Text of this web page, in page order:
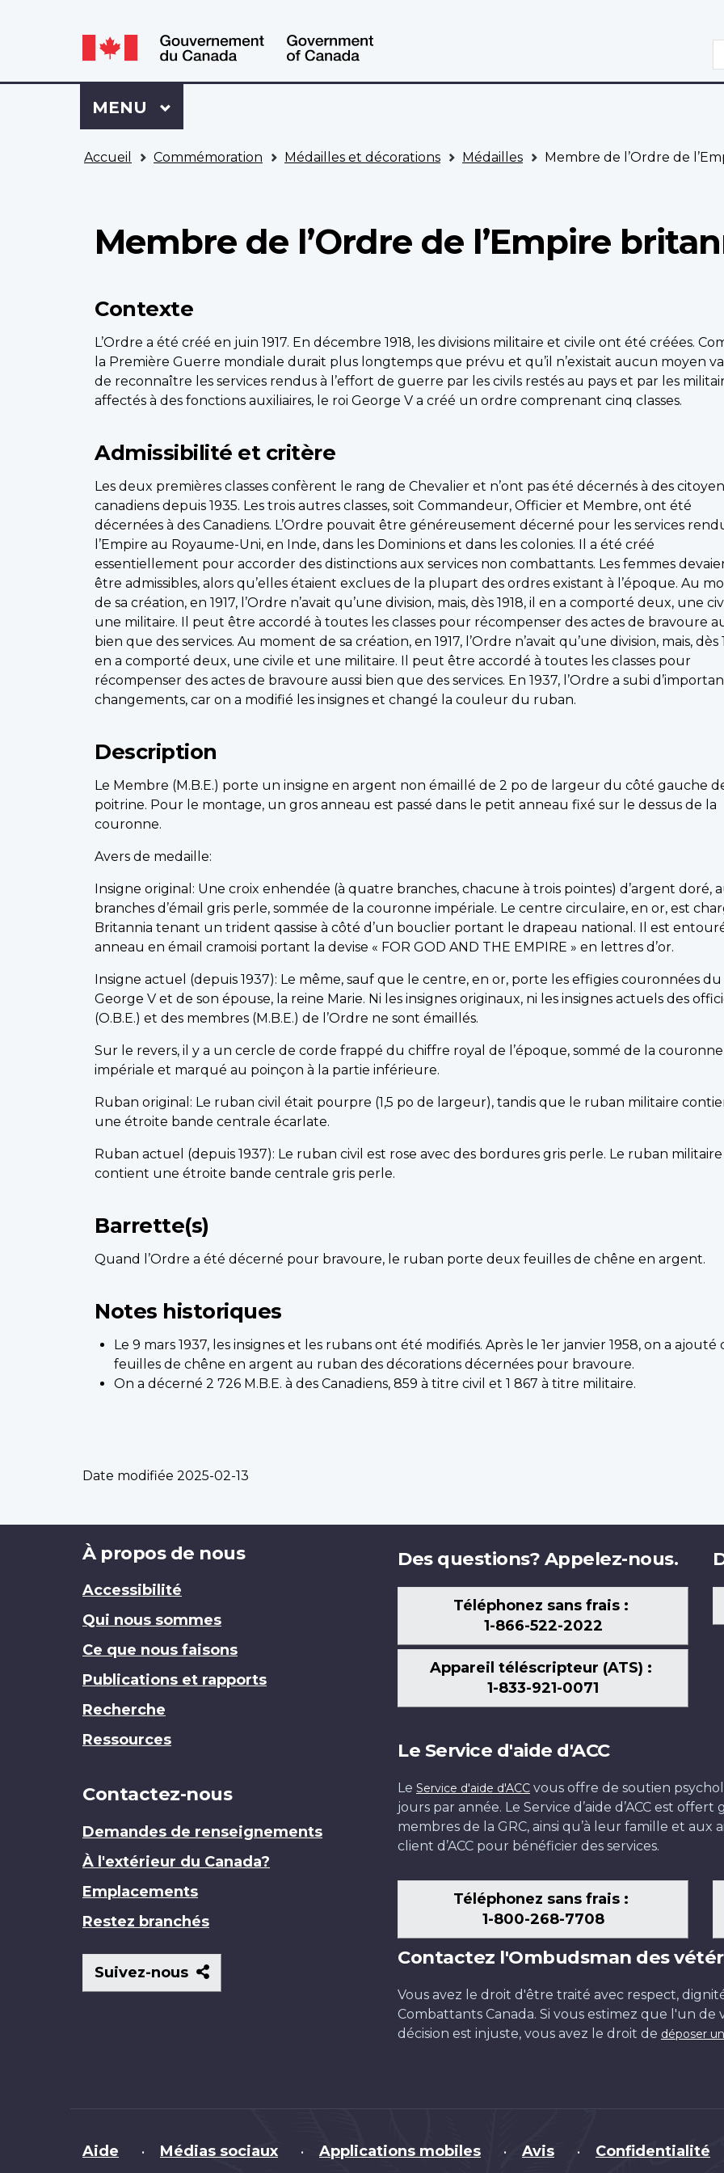
Language
switcher
Language
switcher
Se
connecter
à
Dossier
Menu
MENU PRINCIPAL
Accueil Commémoration Médailles et décorations Médailles Membre de l’Ordre de
Membre de l’Ordre de l’Empire
Contexte
L’Ordre a été créé en juin 1917. En décembre 1918, les divisions militaire et civile ont été créées.
la Première Guerre mondiale durait plus longtemps que prévu et qu’il n’existait aucun moyen
de reconnaître les services rendus à l’effort de guerre par les civils restés au pays et par les
affectés à des fonctions auxiliaires, le roi George V a créé un ordre comprenant cinq classes.
Admissibilité et critère
Les deux premières classes confèrent le rang de Chevalier et n’ont pas été décernés à des
canadiens depuis 1935. Les trois autres classes, soit Commandeur, Officier et Membre, ont été
décernées à des Canadiens. L’Ordre pouvait être généreusement décerné pour les services
l’Empire au Royaume-Uni, en Inde, dans les Dominions et dans les colonies. Il a été créé
essentiellement pour accorder des distinctions aux services non combattants. Les femmes
être admissibles, alors qu’elles étaient exclues de la plupart des ordres existant à l’époque. Au
de sa création, en 1917, l’Ordre n’avait qu’une division, mais, dès 1918, il en a comporté deux, une
une militaire. Il peut être accordé à toutes les classes pour récompenser des actes de bravoure
bien que des services. Au moment de sa création, en 1917, l’Ordre n’avait qu’une division, mais, dès
en a comporté deux, une civile et une militaire. Il peut être accordé à toutes les classes pour
récompenser des actes de bravoure aussi bien que des services. En 1937, l’Ordre a subi
changements, car on a modifié les insignes et changé la couleur du ruban.
Description
Le Membre (M.B.E.) porte un insigne en argent non émaillé de 2 po de largeur du côté gauche
poitrine. Pour le montage, un gros anneau est passé dans le petit anneau fixé sur le dessus de la
couronne.
Avers de medaille:
Insigne original: Une croix enhendée (à quatre branches, chacune à trois pointes) d’argent doré,
branches d’émail gris perle, sommée de la couronne impériale. Le centre circulaire, en or, est
Britannia tenant un trident qassise à côté d’un bouclier portant le drapeau national. Il est
anneau en émail cramoisi portant la devise « FOR GOD AND THE EMPIRE » en lettres d’or.
Insigne actuel (depuis 1937): Le même, sauf que le centre, en or, porte les effigies couronnées du
George V et de son épouse, la reine Marie. Ni les insignes originaux, ni les insignes actuels des
(O.B.E.) et des membres (M.B.E.) de l’Ordre ne sont émaillés.
Sur le revers, il y a un cercle de corde frappé du chiffre royal de l’époque, sommé de la couronne
impériale et marqué au poinçon à la partie inférieure.
Ruban original: Le ruban civil était pourpre (1,5 po de largeur), tandis que le ruban militaire
une étroite bande centrale écarlate.
Ruban actuel (depuis 1937): Le ruban civil est rose avec des bordures gris perle. Le ruban militaire
contient une étroite bande centrale gris perle.
Barrette(s)
Quand l’Ordre a été décerné pour bravoure, le ruban porte deux feuilles de chêne en argent.
Notes historiques
Le 9 mars 1937, les insignes et les rubans ont été modifiés. Après le 1er janvier 1958, on a ajouté
feuilles de chêne en argent au ruban des décorations décernées pour bravoure.
On a décerné 2 726 M.B.E. à des Canadiens, 859 à titre civil et 1 867 à titre militaire.
Date modifiée 2025-02-13
Brand
À propos de nous
Accessibilité
Qui nous sommes
Ce que nous faisons
Publications et rapports
Recherche
Ressources
Contactez-nous
Demandes de renseignements
À l'extérieur du Canada?
Emplacements
Restez branchés
Suivez-nous
Suivez-
nous
Des questions? Appelez-nous.
Téléphonez sans frais :
1-866-522-2022
Appareil téléscripteur (ATS) :
1-833-921-0071
Le Service d'aide d'ACC
Le Service d'aide d'ACC vous offre de soutien
jours par année. Le Service d’aide d’ACC est
membres de la GRC, ainsi qu’à leur famille et aux
client d’ACC pour bénéficier des services.
Téléphonez sans frais :
1-800-268-7708
Contactez l'Ombudsman des
Vous avez le droit d'être traité avec respect,
Combattants Canada. Si vous estimez que l'un
décision est injuste, vous avez le droit de déposer
Brand
Aide • Médias sociaux • Applications mobiles • Avis • Confidentialité